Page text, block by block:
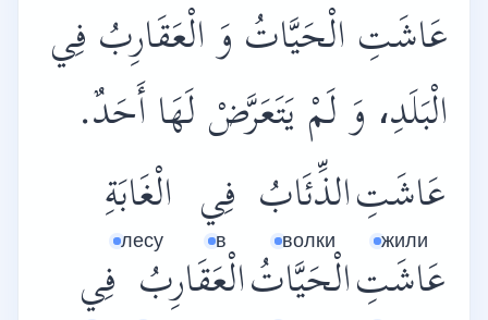
عَاشَتِ الْحَيَّاتُ وَ الْعَقَارِبُ فِي
الْبَلَدِ، وَ لَمْ يَتَعَرَّضْ لَهَا أَحَدٌ.
عَاشَتِ
жили
الذِّئَابُ
волки
فِي
в
الْغَابَةِ
лесу
عَاشَتِالْحَيَّاتُالْعَقَارِبُ فِي